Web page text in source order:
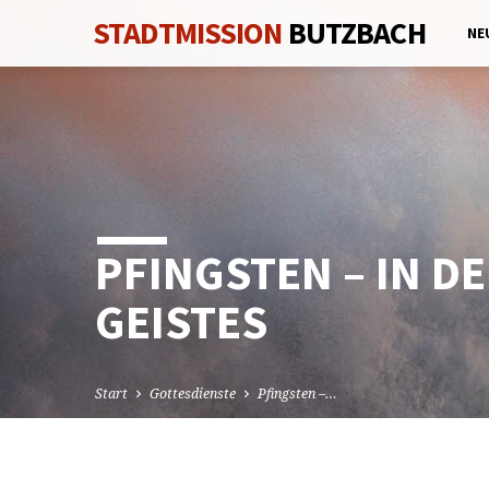
STADTMISSION BUTZBACH
PFINGSTEN – IN
GEISTES
Start Gottesdienste Pfingsten –…